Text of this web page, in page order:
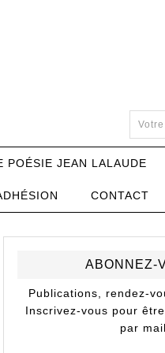
POÉSIE JEAN LALAUDE
CONTACT
ABONNEZ-
Publications, rendez-
Inscrivez-vous pour
par mail.